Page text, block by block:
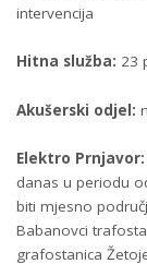
intervencija
Hitna služba: 23
Akušerski odjel:
Elektro Prnjavor:
danas u periodu
biti mjesno
Babanovci
grafostanica